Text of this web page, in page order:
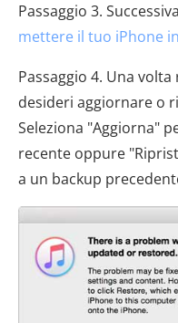
Passaggio 3.
mettere il tuo iPhone
Passaggio 4. Una
desideri aggiornare o
Seleziona "Aggiorna"
recente oppure
a un backup